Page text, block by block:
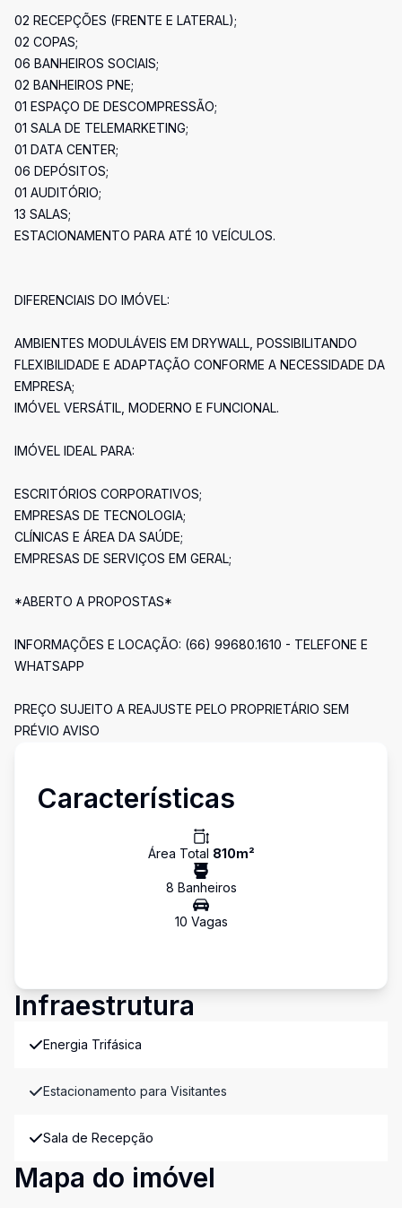
02 RECEPÇÕES (FRENTE E LATERAL);
02 COPAS;
06 BANHEIROS SOCIAIS;
02 BANHEIROS PNE;
01 ESPAÇO DE DESCOMPRESSÃO;
01 SALA DE TELEMARKETING;
01 DATA CENTER;
06 DEPÓSITOS;
01 AUDITÓRIO;
13 SALAS;
ESTACIONAMENTO PARA ATÉ 10 VEÍCULOS.
DIFERENCIAIS DO IMÓVEL:
AMBIENTES MODULÁVEIS EM DRYWALL, POSSIBILITANDO
FLEXIBILIDADE E ADAPTAÇÃO CONFORME A NECESSIDADE DA
EMPRESA;
IMÓVEL VERSÁTIL, MODERNO E FUNCIONAL.
IMÓVEL IDEAL PARA:
ESCRITÓRIOS CORPORATIVOS;
EMPRESAS DE TECNOLOGIA;
CLÍNICAS E ÁREA DA SAÚDE;
EMPRESAS DE SERVIÇOS EM GERAL;
*ABERTO A PROPOSTAS*
INFORMAÇÕES E LOCAÇÃO: (66) 99680.1610 - TELEFONE E
WHATSAPP
PREÇO SUJEITO A REAJUSTE PELO PROPRIETÁRIO SEM
PRÉVIO AVISO
Características
Área Total 810m²
8 Banheiros
10 Vagas
Infraestrutura
Energia Trifásica
Estacionamento para Visitantes
Sala de Recepção
Mapa do imóvel